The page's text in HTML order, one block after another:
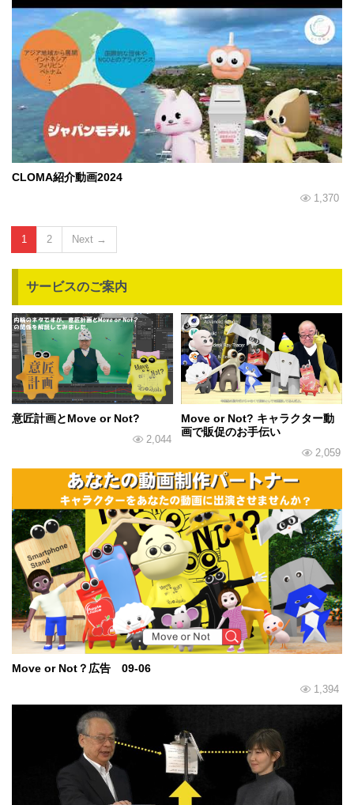
CLOMA紹介動画2024
1,370
1 2 Next →
サービスのご案内
意匠計画とMove or Not?
2,044
Move or Not? キャラクター動
画で販促のお手伝い
2,059
Move or Not？広告 09-06
1,394